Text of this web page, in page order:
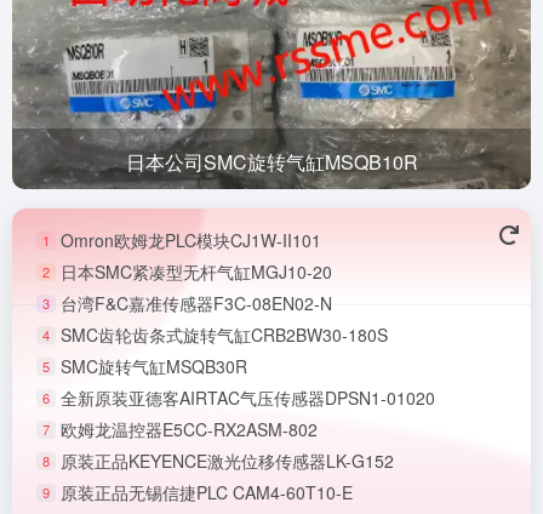
日本公司SMC旋转气缸MSQB10R
1 Omron欧姆龙PLC模块CJ1W-II101
2 日本SMC紧凑型无杆气缸MGJ10-20
3 台湾F&C嘉准传感器F3C-08EN02-N
4 SMC齿轮齿条式旋转气缸CRB2BW30-180S
5 SMC旋转气缸MSQB30R
6 全新原装亚德客AIRTAC气压传感器DPSN1-01020
7 欧姆龙温控器E5CC-RX2ASM-802
8 原装正品KEYENCE激光位移传感器LK-G152
9 原装正品无锡信捷PLC CAM4-60T10-E